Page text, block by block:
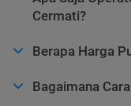
Cermati?
Berapa Harga
Bagaimana